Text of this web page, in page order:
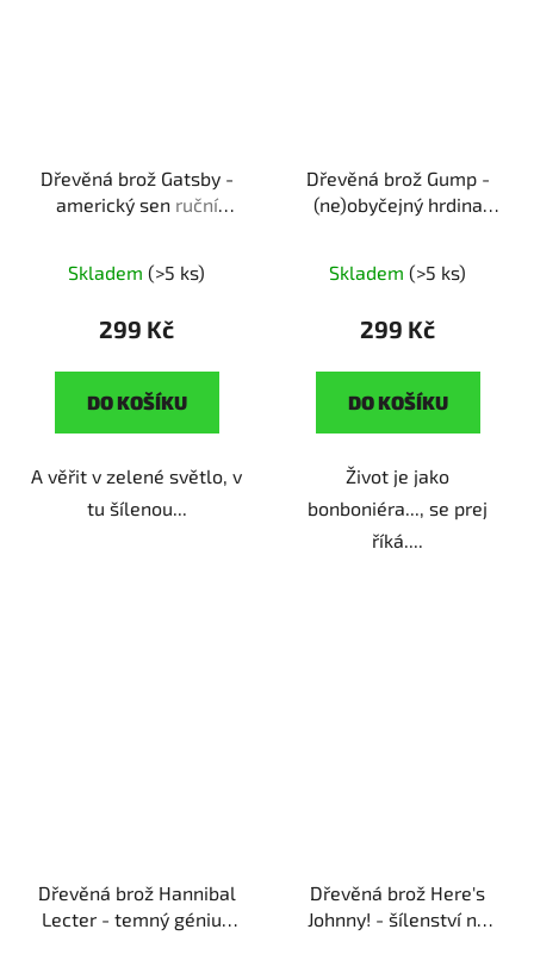
Dřevěná brož Gatsby -
americký sen ruční
Gatsbyho
Skladem (>5 ks)
299 Kč
DO KOŠÍKU
A věřit v zelené světlo, v
tu šílenou...
Dřevěná brož Gump -
(ne)obyčejný hrdina
filmové klasiky
Skladem (>5 ks)
299 Kč
DO KOŠÍKU
Život je jako
bonboniéra..., se prej
říká....
Dřevěná brož Hannibal
Lecter - temný génius
Dřevěná brož Here's
Johnny! - šílenství na